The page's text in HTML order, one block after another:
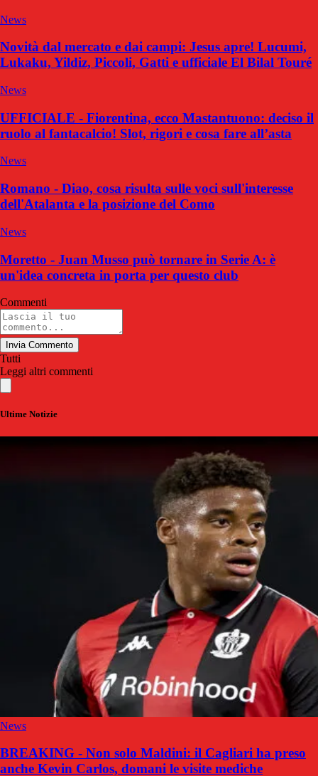
News
Novità dal mercato e dai campi: Jesus apre! Lucumi,
Lukaku, Yildiz, Piccoli, Gatti e ufficiale El Bilal Touré
News
UFFICIALE - Fiorentina, ecco Mastantuono: deciso il
ruolo al fantacalcio! Slot, rigori e cosa fare all’asta
News
Romano - Diao, cosa risulta sulle voci sull'interesse
dell'Atalanta e la posizione del Como
News
Moretto - Juan Musso può tornare in Serie A: è
un'idea concreta in porta per questo club
Commenti
Invia Commento
Tutti
Leggi altri commenti
Ultime Notizie
News
BREAKING - Non solo Maldini: il Cagliari ha preso
anche Kevin Carlos, domani le visite mediche